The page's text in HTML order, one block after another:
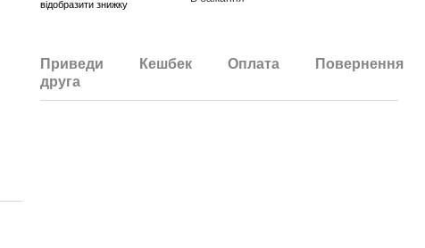
відобразити знижку
Приведи
друга
Кешбек Оплата Повернення